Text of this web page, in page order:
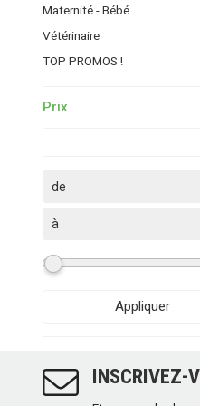
Maternité - Bébé
Vétérinaire
TOP PROMOS !
Prix
de
à
Appliquer
INSCRIVEZ-